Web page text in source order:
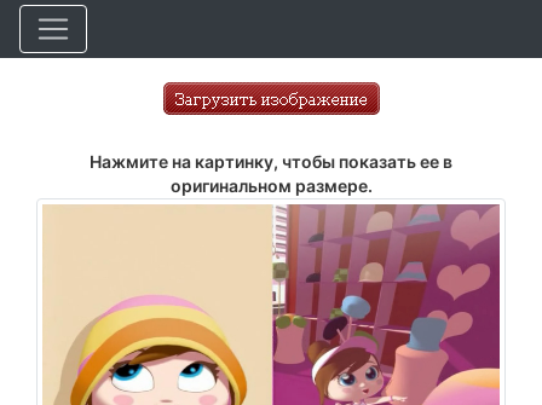
Нажмите на картинку, чтобы показать ее в
оригинальном размере.